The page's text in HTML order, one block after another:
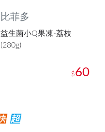
比菲多
益生菌小Q果凍-荔枝
(280g)
$60